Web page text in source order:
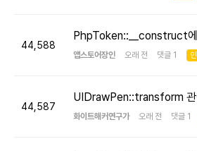
44,588
PhpToken::__construct에
앱스토어장인 오래 전 댓글 1
44,587
UIDrawPen::transform 관
화이트해커연구가 오래 전 댓글 1